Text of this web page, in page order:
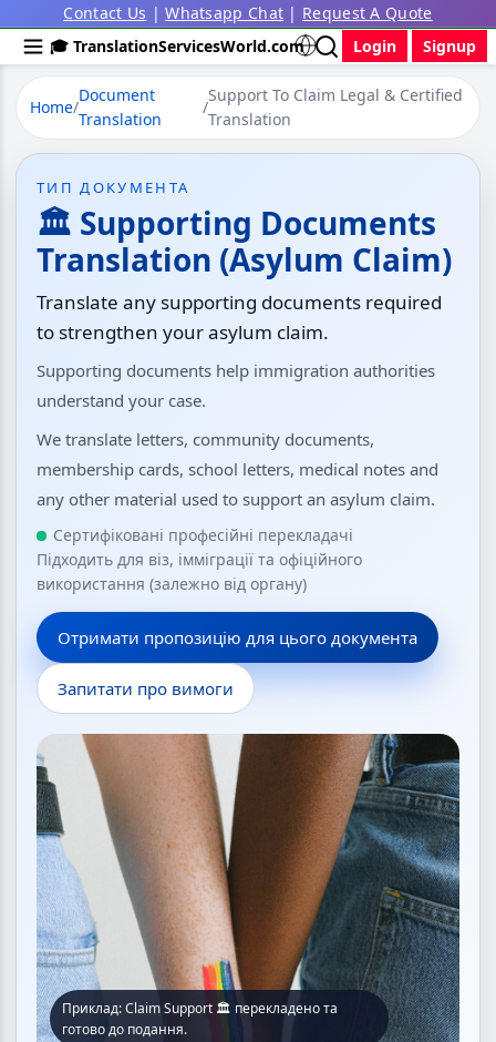
Contact Us |Whatsapp Chat | Request A Quote
🎓 TranslationServicesWorld.com
Login Signup
Home/
Document
Translation
/
Support To Claim Legal & Certified
Translation
ТИП ДОКУМЕНТА
🏛 Supporting Documents
Translation (Asylum Claim)
Translate any supporting documents required
to strengthen your asylum claim.
Supporting documents help immigration authorities
understand your case.
We translate letters, community documents,
membership cards, school letters, medical notes and
any other material used to support an asylum claim.
Сертифіковані професійні перекладачі
Підходить для віз, імміграції та офіційного
використання (залежно від органу)
Отримати пропозицію для цього документа
Запитати про вимоги
Приклад: Claim Support 🏛 перекладено та
готово до подання.